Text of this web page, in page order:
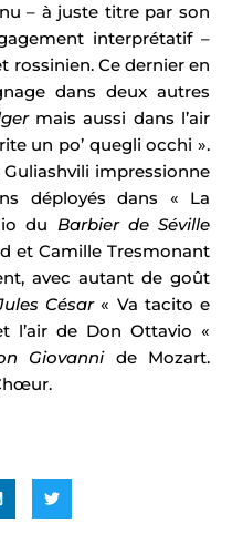
– à juste titre par son
interprétatif –
rossinien. Ce dernier en
dans deux autres
mais aussi dans l’air
un po’ quegli occhi ».
impressionne
déployés dans « La
du Barbier de Séville
et Camille Tresmonant
avec autant de goût
César« Va tacito e
l’air de Don Ottavio «
Giovannide Mozart.